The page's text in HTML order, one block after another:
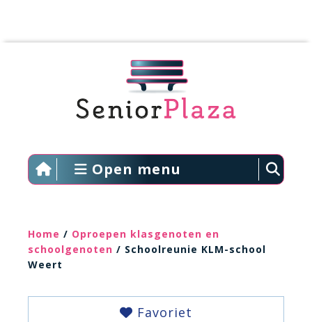
Open menu
Home / Oproepen klasgenoten en
schoolgenoten / Schoolreunie KLM-school
Weert
Favoriet